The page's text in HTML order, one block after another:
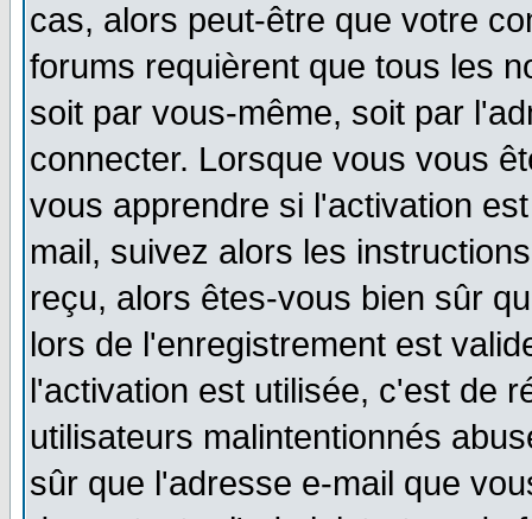
cas, alors peut-être que votre
forums requièrent que tous les
soit par vous-même, soit par
connecter. Lorsque vous vous
vous apprendre si l'activation
mail, suivez alors les
reçu, alors êtes-vous bien sûr
lors de l'enregistrement est
l'activation est utilisée, c'est de
utilisateurs malintentionnés
sûr que l'adresse e-mail que